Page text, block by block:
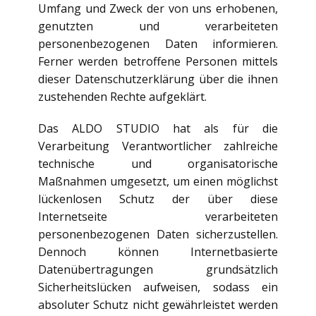
Umfang und Zweck der von uns erhobenen,
genutzten und verarbeiteten
personenbezogenen Daten informieren.
Ferner werden betroffene Personen mittels
dieser Datenschutzerklärung über die ihnen
zustehenden Rechte aufgeklärt.
Das ALDO STUDIO hat als für die
Verarbeitung Verantwortlicher zahlreiche
technische und organisatorische
Maßnahmen umgesetzt, um einen möglichst
lückenlosen Schutz der über diese
Internetseite verarbeiteten
personenbezogenen Daten sicherzustellen.
Dennoch können Internetbasierte
Datenübertragungen grundsätzlich
Sicherheitslücken aufweisen, sodass ein
absoluter Schutz nicht gewährleistet werden